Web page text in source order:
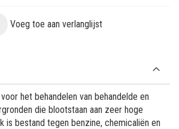
Voeg toe aan verlanglijst
het behandelen van behandelde en
die blootstaan aan zeer hoge
is bestand tegen benzine, chemicaliën en